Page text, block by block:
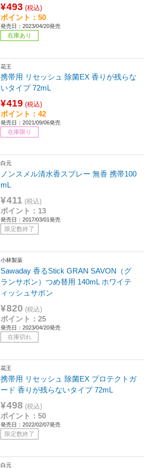
¥493 (税込)
ポイント：50
発売日：2023/04/20発売
在庫あり
花王
携帯用 リセッシュ 除菌EX 香りが残らな
いタイプ 72mL
¥419 (税込)
ポイント：42
発売日：2021/09/06発売
在庫限り
白元
ノンスメル清水香スプレー 無香 携帯100
mL
¥411 (税込)
ポイント：13
発売日：2017/03/01発売
限定数終了
小林製薬
Sawaday 香るStick GRAN SAVON（グ
ランサボン）つめ替用 140mL ホワイテ
ィッシュサボン
¥820 (税込)
ポイント：25
発売日：2023/04/20発売
在庫切れ
花王
携帯用 リセッシュ 除菌EX プロテクトガ
ード 香りが残らないタイプ 72mL
¥498 (税込)
ポイント：50
発売日：2022/02/07発売
限定数終了
白元